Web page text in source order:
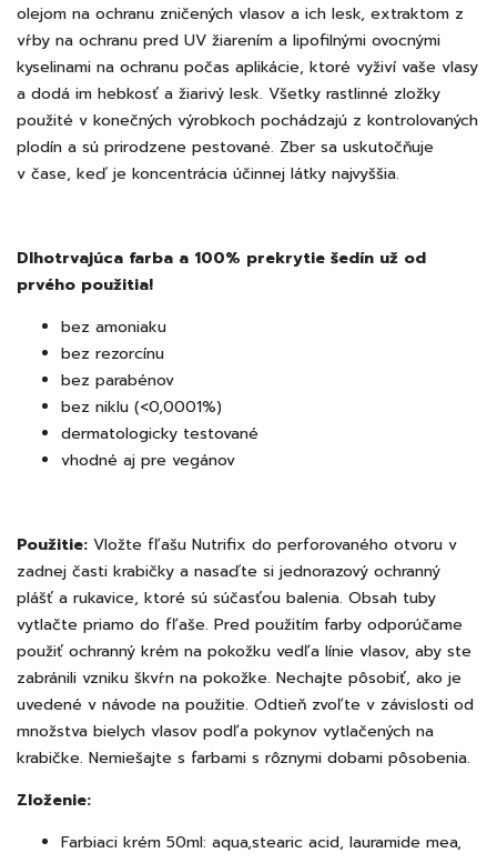
olejom na ochranu zničených vlasov a ich lesk, extraktom z
vŕby na ochranu pred UV žiarením a lipofilnými ovocnými
kyselinami na ochranu počas aplikácie, ktoré vyživí vaše vlasy
a dodá im hebkosť a žiarivý lesk. Všetky rastlinné zložky
použité v konečných výrobkoch pochádzajú z kontrolovaných
plodín a sú prirodzene pestované. Zber sa uskutočňuje
v čase, keď je koncentrácia účinnej látky najvyššia.
Dlhotrvajúca farba a 100% prekrytie šedín už od
prvého použitia!
bez amoniaku
bez rezorcínu
bez parabénov
bez niklu (<0,0001%)
dermatologicky testované
vhodné aj pre vegánov
Použitie: Vložte fľašu Nutrifix do perforovaného otvoru v
zadnej časti krabičky a nasaďte si jednorazový ochranný
plášť a rukavice, ktoré sú súčasťou balenia. Obsah tuby
vytlačte priamo do fľaše. Pred použitím farby odporúčame
použiť ochranný krém na pokožku vedľa línie vlasov, aby ste
zabránili vzniku škvŕn na pokožke. Nechajte pôsobiť, ako je
uvedené v návode na použitie. Odtieň zvoľte v závislosti od
množstva bielych vlasov podľa pokynov vytlačených na
krabičke. Nemiešajte s farbami s rôznymi dobami pôsobenia.
Zloženie:
Farbiaci krém 50ml: aqua,stearic acid, lauramide mea,